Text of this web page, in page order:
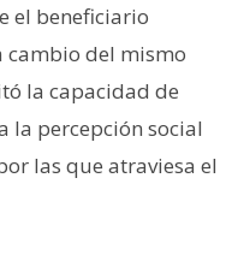
el beneficiario
cambio del mismo
la capacidad de
la percepción social
las que atraviesa el